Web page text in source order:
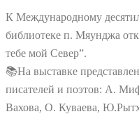
К Международному
библиотеке п. Мяунджа
тебе мой Север”.
📚На выставке
писателей и поэтов: А.
Вахова, О. Куваева,